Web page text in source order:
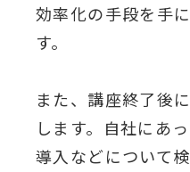
効率化の手段を手
す。
また、講座終了後
します。自社にあ
導入などについて